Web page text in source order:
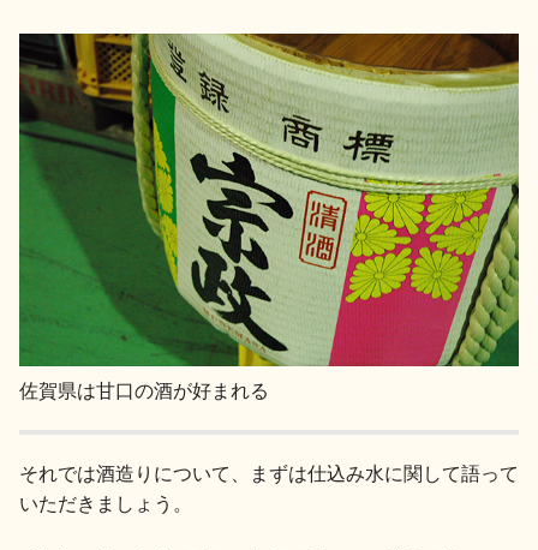
お問い合わせ
佐賀県は甘口の酒が好まれる
それでは酒造りについて、まずは仕込み水に関して語って
いただきましょう。